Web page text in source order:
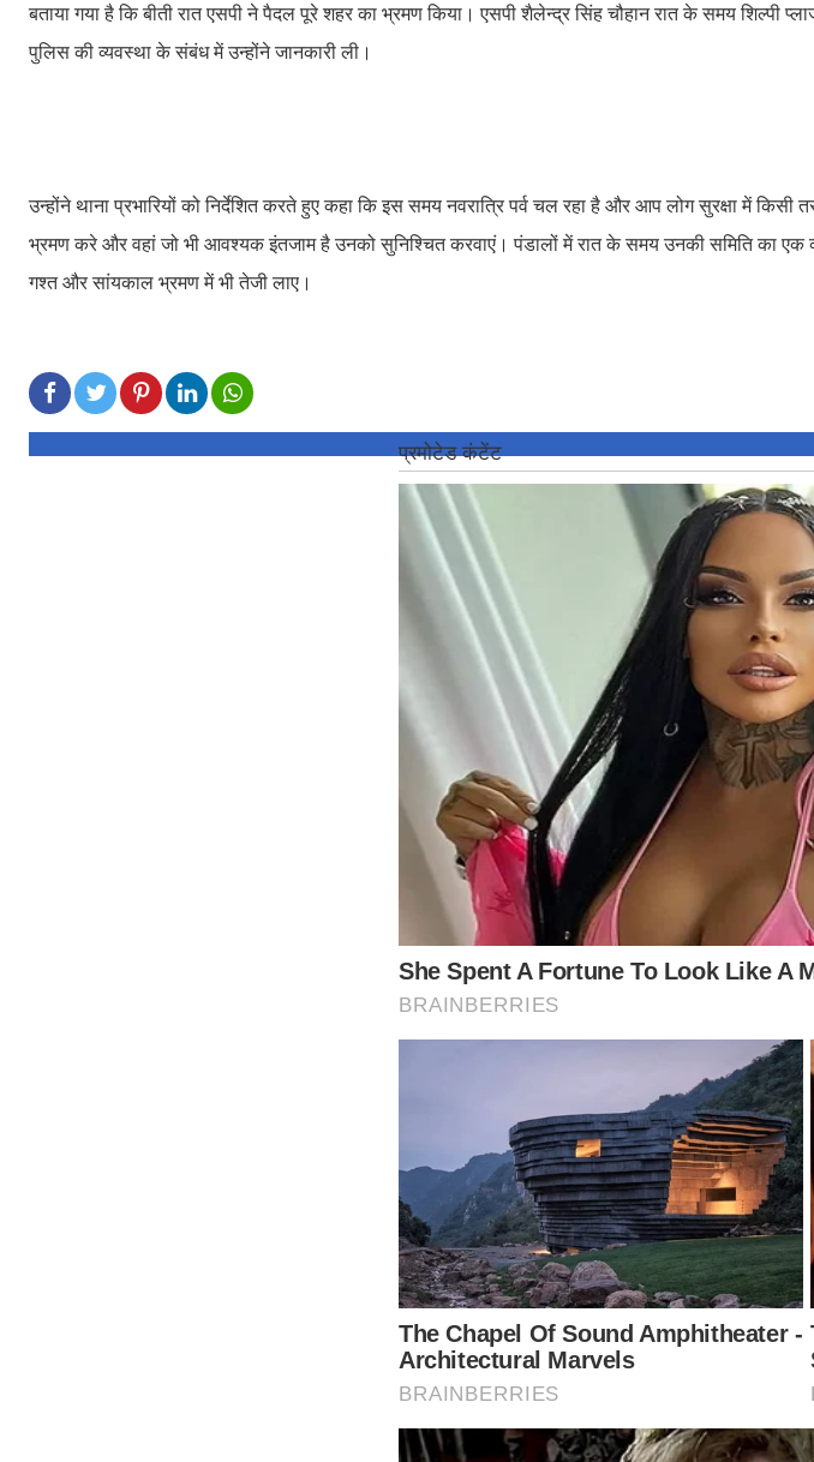
बताया गया है कि बीती रात एसपी ने पैदल पूरे शहर का भ्रमण किया। एसपी शैलेन्द्र सिंह चौहान रात के समय शिल्पी
पुलिस की व्यवस्था के संबंध में उन्होंने जानकारी ली।
उन्होंने थाना प्रभारियों को निर्देशित करते हुए कहा कि इस समय नवरात्रि पर्व चल रहा है और आप लोग सुरक्षा में किसी
भ्रमण करे और वहां जो भी आवश्यक इंतजाम है उनको सुनिश्चित करवाएं। पंडालों में रात के समय उनकी समिति का एक
गश्त और सांयकाल भ्रमण में भी तेजी लाए।